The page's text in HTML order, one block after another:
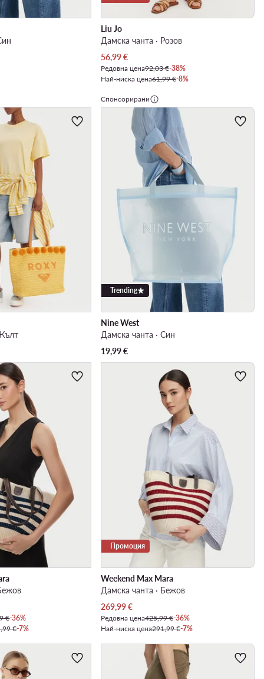
Liu Jo
Дамска чанта · Розов
Актуална цена
56,99€
Редовна цена92,03 €-38%
Най-ниска цена61,99 €-8%
Спонсорирани
Trending
Nine West
Дамска чанта · Син
19,99€
€-36%
€-7%
Промоция
Weekend Max Mara
Дамска чанта · Бежов
Актуална цена
269,99€
Редовна цена425,99 €-36%
Най-ниска цена291,99 €-7%